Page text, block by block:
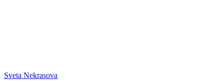
Sveta Nekrasova